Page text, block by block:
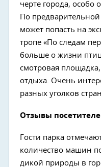
черте города, особо
По
может попасть на
тропе «По следам
больше о жизни
смотровая
отдыха. Очень
разных уголков
Отзывы
Гости парка
количество машин
дикой природы в